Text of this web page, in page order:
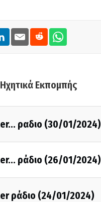
Εκπομπής
ραδιο (30/01/2024)
ράδιο (26/01/2024)
ράδιο (24/01/2024)